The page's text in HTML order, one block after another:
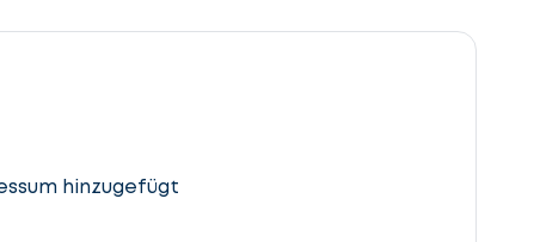
hinzugefügt